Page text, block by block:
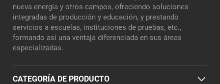
nueva energía y otros campos, ofreciendo soluciones
integradas de producción y educación, y prestando
servicios a escuelas, instituciones de pruebas, etc.,
formando así una ventaja diferenciada en sus áreas
especializadas.
CATEGORÍA DE PRODUCTO